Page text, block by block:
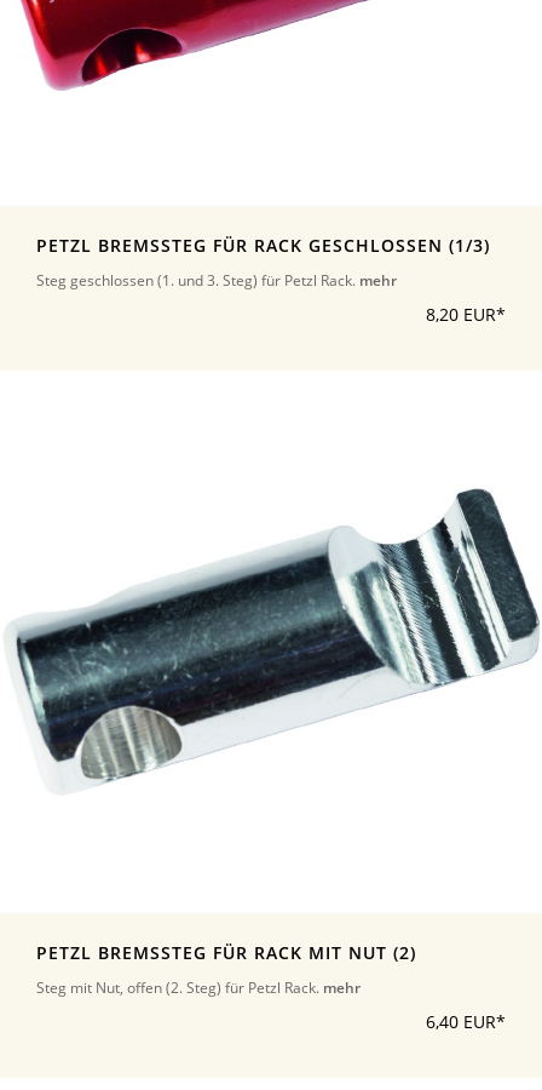
PETZL BREMSSTEG FÜR RACK GESCHLOSSEN (1/3)
Steg geschlossen (1. und 3. Steg) für Petzl Rack. mehr
8,20 EUR*
PETZL BREMSSTEG FÜR RACK MIT NUT (2)
Steg mit Nut, offen (2. Steg) für Petzl Rack. mehr
6,40 EUR*